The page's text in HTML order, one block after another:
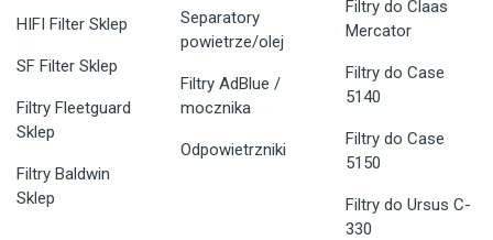
HIFI Filter Sklep
SF Filter Sklep
Filtry Fleetguard
Sklep
Filtry Baldwin
Sklep
Separatory
powietrze/olej
Filtry AdBlue /
mocznika
Odpowietrzniki
Filtry do Claas
Mercator
Filtry do Case
5140
Filtry do Case
5150
Filtry do Ursus C-
330